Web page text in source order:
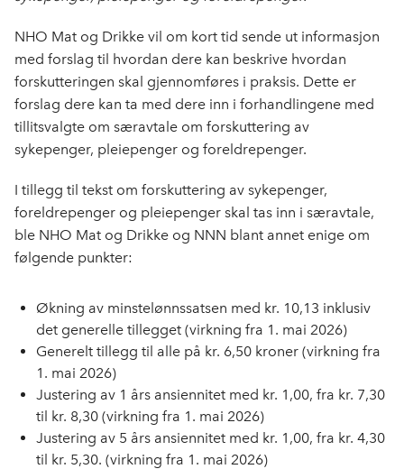
NHO Mat og Drikke vil om kort tid sende ut informasjon
med forslag til hvordan dere kan beskrive hvordan
forskutteringen skal gjennomføres i praksis. Dette er
forslag dere kan ta med dere inn i forhandlingene med
tillitsvalgte om særavtale om forskuttering av
sykepenger, pleiepenger og foreldrepenger.
I tillegg til tekst om forskuttering av sykepenger,
foreldrepenger og pleiepenger skal tas inn i særavtale,
ble NHO Mat og Drikke og NNN blant annet enige om
følgende punkter:
Økning av minstelønnssatsen med kr. 10,13 inklusiv
det generelle tillegget (virkning fra 1. mai 2026)
Generelt tillegg til alle på kr. 6,50 kroner (virkning fra
1. mai 2026)
Justering av 1 års ansiennitet med kr. 1,00, fra kr. 7,30
til kr. 8,30 (virkning fra 1. mai 2026)
Justering av 5 års ansiennitet med kr. 1,00, fra kr. 4,30
til kr. 5,30. (virkning fra 1. mai 2026)